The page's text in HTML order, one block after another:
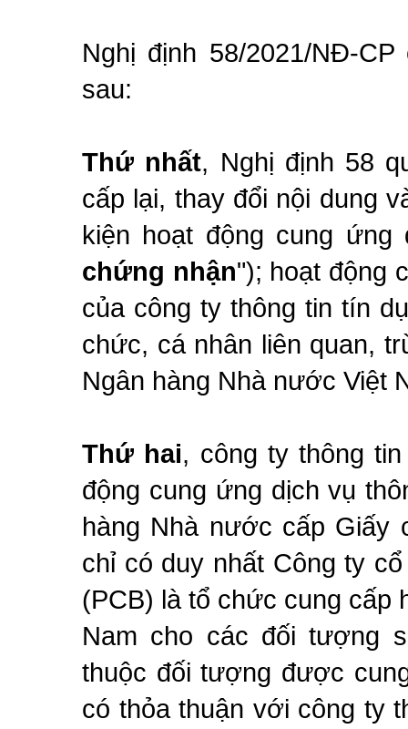
Nghị định 58/2021/NĐ-
sau:
Thứ nhất, Nghị định 58
cấp lại, thay đổi nội dung
kiện hoạt động cung
chứng nhận"); hoạt động
của công ty thông tin tín
chức, cá nhân liên quan,
Ngân hàng Nhà nước Việt
Thứ hai, công ty thông
động cung ứng dịch vụ
hàng Nhà nước cấp Giấy
chỉ có duy nhất Công ty
(PCB) là tổ chức cung cấp
Nam cho các đối tượng
thuộc đối tượng được
có thỏa thuận với công ty